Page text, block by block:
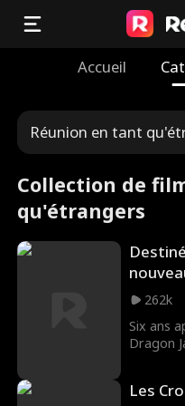
Accueil
Réunion en tant
Collection de
qu'étrangers
262k
Six ans
Dragon
à une
Les